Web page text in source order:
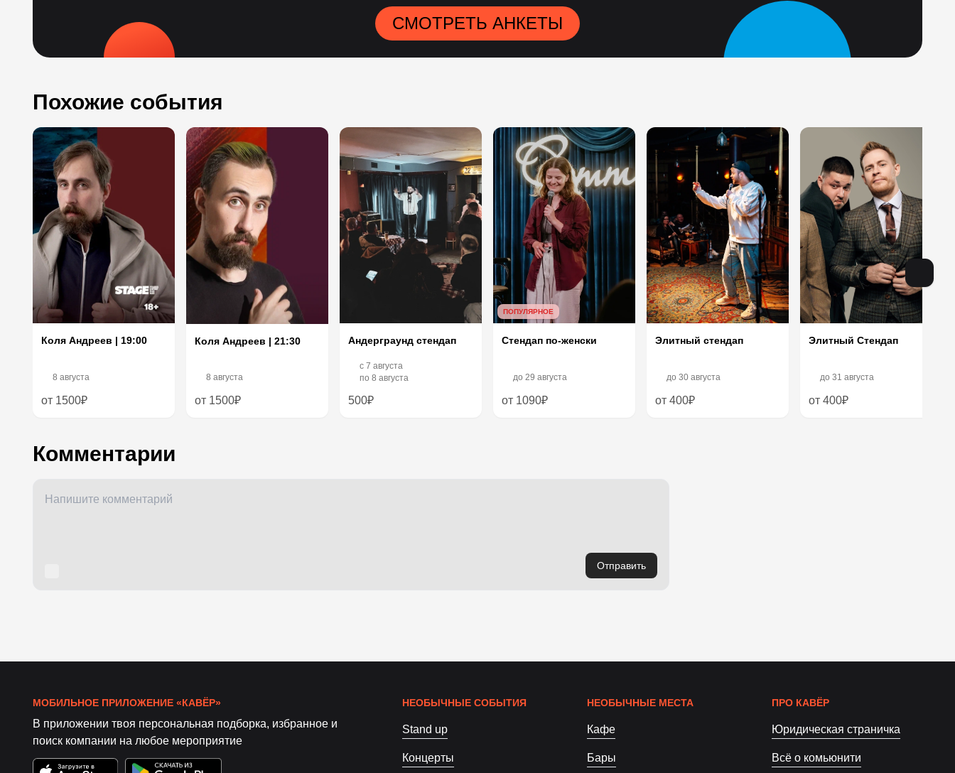
СМОТРЕТЬ АНКЕТЫ
Похожие события
Коля Андреев | 19:00
8 августа
от 1500₽
Коля Андреев | 21:30
8 августа
от 1500₽
Андерграунд стендап
c 7 августа
по 8 августа
500₽
ПОПУЛЯРНОЕ
Стендап по-женски
до 29 августа
от 1090₽
Элитный стендап
до 30 августа
от 400₽
Элитный Стендап
до 31 августа
от 400₽
Комментарии
Отправить
МОБИЛЬНОЕ ПРИЛОЖЕНИЕ «КАВЁР»
В приложении твоя персональная подборка, избранное и
поиск компании на любое мероприятие
НЕОБЫЧНЫЕ СОБЫТИЯ
Stand up
Концерты
НЕОБЫЧНЫЕ МЕСТА
Кафе
Бары
ПРО КАВЁР
Юридическая страничка
Всё о комьюнити